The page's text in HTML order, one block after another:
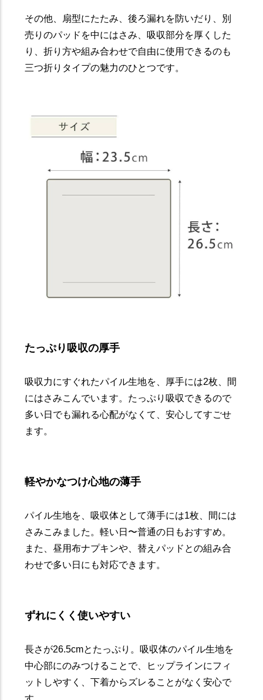
その他、扇型にたたみ、後ろ漏れを防いだり、別
売りのパッドを中にはさみ、吸収部分を厚くした
り、折り方や組み合わせで自由に使用できるのも
三つ折りタイプの魅力のひとつです。
たっぷり吸収の厚手
吸収力にすぐれたパイル生地を、厚手には2枚、間
にはさみこんでいます。たっぷり吸収できるので
多い日でも漏れる心配がなくて、安心してすごせ
ます。
軽やかなつけ心地の薄手
パイル生地を、吸収体として薄手には1枚、間には
さみこみました。軽い日〜普通の日もおすすめ。
また、昼用布ナプキンや、替えパッドとの組み合
わせで多い日にも対応できます。
ずれにくく使いやすい
長さが26.5cmとたっぷり。吸収体のパイル生地を
中心部にのみつけることで、ヒップラインにフィ
ットしやすく、下着からズレることがなく安心で